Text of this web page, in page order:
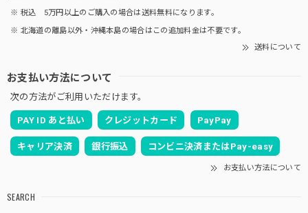
※ 税込 5万円以上のご購入の場合は送料無料になります。
※ 北海道の離島以外・沖縄本島の場合はこの追加料金は不要です。
送料について
お支払い方法について
次の方法がご利用いただけます。
PAY ID あと払い クレジットカード PayPay
キャリア決済 銀行振込 コンビニ決済またはPay-easy
お支払い方法について
SEARCH